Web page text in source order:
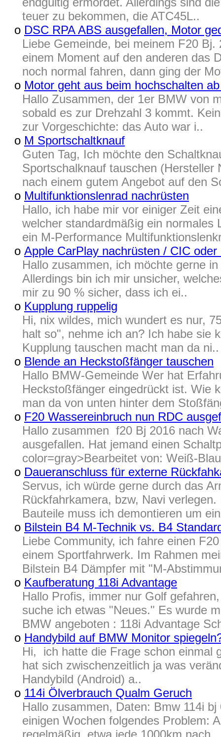
teuer zu bekommen, die ATC45L..
o DSC RPA ABS ausgefallen, Motor
Liebe Gemeinde, bei meinem F20
einem Moment auf den anderen das
noch normal fahren, dann ging der
o Motor geht aus beim hochschalten
Hallo Zusammen, der 1er BMW von
sobald es zur Drehzahl 3 kommt.
zur Vorgeschichte: das Auto war i..
o M Sportschaltknauf
Guten Tag, Ich möchte den
Sportschalknauf tauschen (Hersteller
nach einem gutem Angebot auf den
o Multifunktionslenrad nachrüsten
Hallo, ich habe mir vor einiger Zeit
welcher standardmäßig ein normales
ein M-Performance
o Apple CarPlay nachrüsten / CIC
Hallo zusammen, ich möchte gerne
Allerdings bin ich mir unsicher,
mir zu 90 % sicher, dass ich ei..
o Kupplung ruppelig
Hi, nix wildes, mich wundert es nur,
halt so", nehme ich an? Ich habe sie
Kupplung tauschen macht man da ni..
o Blende an Heckstoßfänger tauschen
Hallo BMW-Gemeinde Wer hat
Heckstoßfänger eingedrückt ist. Wie
man da von unten hinter dem
o F20 Wassereinbruch nun RDC
Hallo zusammen f20 Bj 2016 nach
ausgefallen. Hat jemand einen
color=gray>Bearbeitet von: Weiß-
o Daueranschluss für externe
Servus, ich würde gerne durch das
Rückfahrkamera, bzw, Navi
Bauteile muss ich demontieren um
o Bilstein B4 M-Technik vs. B4
Liebe Community, ich fahre einen
einem Sportfahrwerk. Im Rahmen
Bilstein B4 Dämpfer mit "M-
o Kaufberatung 118i Advantage
Hallo Profis, immer nur Golf
suche ich etwas "Neues." Es wurde
BMW angeboten : 118i Advantage
o Handybild auf BMW Monitor
Hi, ich hatte die Frage schon einmal
hat sich zwischenzeitlich ja was
Handybild (Android) a..
o 114i Ölverbrauch Qualm Geruch
Hallo zusammen, Daten: Bmw 114i
einigen Wochen folgendes Problem:
regelmäßig, etwa jede 1000km nach..